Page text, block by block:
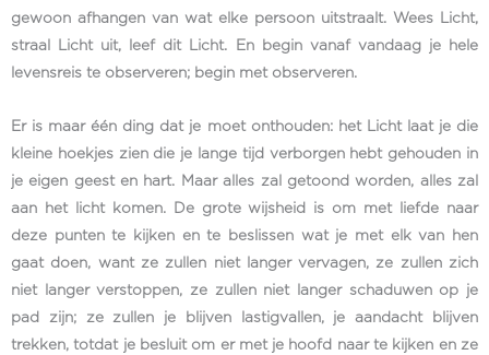
gewoon afhangen van wat elke persoon uitstraalt. Wees Licht,
straal Licht uit, leef dit Licht. En begin vanaf vandaag je hele
levensreis te observeren; begin met observeren.
Er is maar één ding dat je moet onthouden: het Licht laat je die
kleine hoekjes zien die je lange tijd verborgen hebt gehouden in
je eigen geest en hart. Maar alles zal getoond worden, alles zal
aan het licht komen. De grote wijsheid is om met liefde naar
deze punten te kijken en te beslissen wat je met elk van hen
gaat doen, want ze zullen niet langer vervagen, ze zullen zich
niet langer verstoppen, ze zullen niet langer schaduwen op je
pad zijn; ze zullen je blijven lastigvallen, je aandacht blijven
trekken, totdat je besluit om er met je hoofd naar te kijken en ze